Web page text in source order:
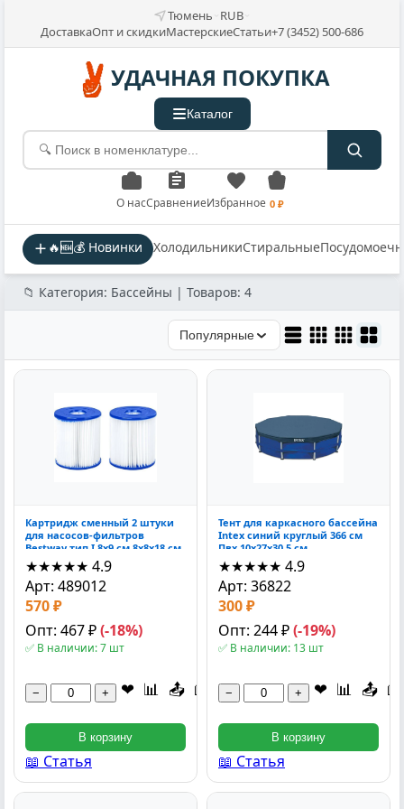
Тюмень RUB
ДоставкаОпт и скидкиМастерскиеСтатьи+7 (3452) 500-686
УДАЧНАЯ ПОКУПКА
Каталог
О насСравнениеИзбранное 0 ₽
🔥🆕💰 Новинки ХолодильникиСтиральные
📁 Категория: Бассейны | Товаров: 4
Популярные
Картридж сменный 2 штуки
для насосов-фильтров
Bestway тип I 8x9 см 8x8x18 см
★★★★★ 4.9
Арт: 489012
570 ₽
Опт: 467 ₽(-18%)
✅ В наличии: 7 шт
− + ❤ 📊 📤 📖
В корзину
📖 Статья
Тент для каркасного бассейна
Intex синий круглый 366 см
Пвх 10x27x30.5 см
★★★★★ 4.9
Арт: 36822
300 ₽
Опт: 244 ₽(-19%)
✅ В наличии: 13 шт
− + ❤ 📊 📤 📖
В корзину
📖 Статья